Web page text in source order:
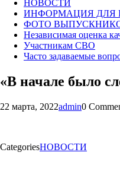
НОВОСТИ
ИНФОРМАЦИЯ
ФОТО
Независимая оценка
Участникам СВО
Часто задаваемые
«В начале было
22 марта, 2022admin0
CategoriesНОВОСТИ